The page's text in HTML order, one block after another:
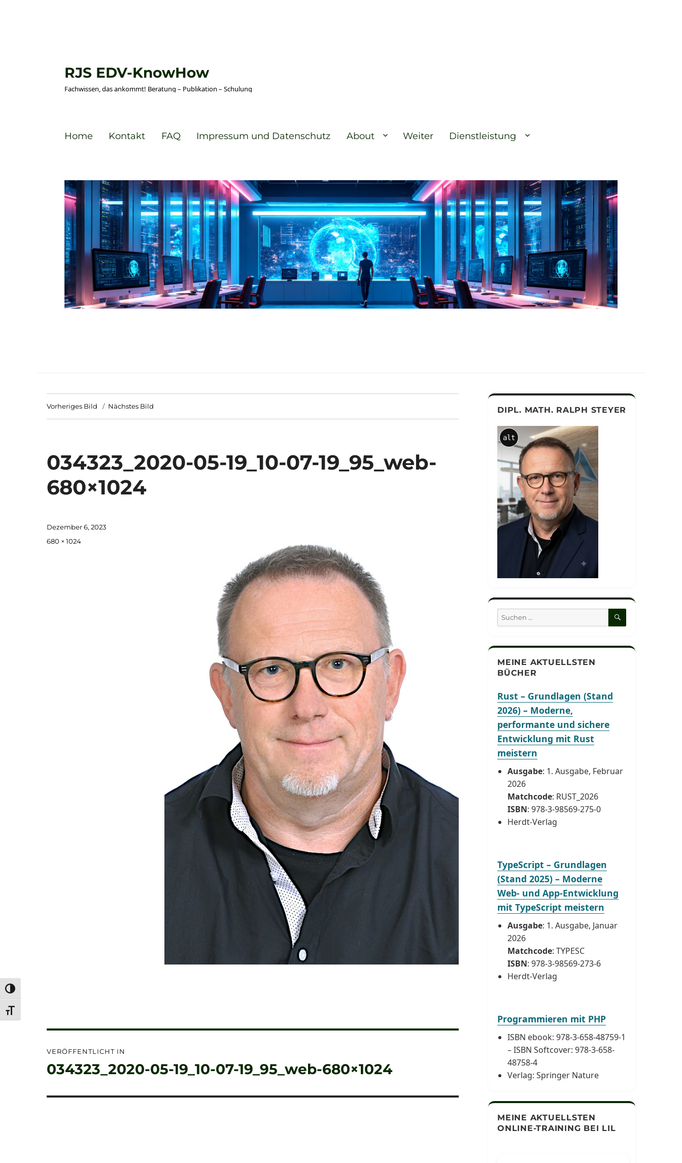
UMSCHALTEN AUF HOHE KONTRASTE
SCHRIFT VERGRÖSSERN
RJS EDV-KnowHow
Fachwissen, das ankommt! Beratung – Publikation – Schulung
Home Kontakt FAQ Impressum und Datenschutz About Weiter Dienstleistung
Vorheriges Bild Nächstes Bild
034323_2020-05-19_10-07-19_95_web-
680×1024
Veröffentlicht
am
Dezember 6, 2023
Originalgröße
680 × 1024
VERÖFFENTLICHT IN
034323_2020-05-19_10-07-19_95_web-680×1024
DIPL. MATH. RALPH STEYER
alt
Suchen
nach:
SUCHEN
MEINE AKTUELLSTEN
BÜCHER
Rust – Grundlagen (Stand
2026) – Moderne,
performante und sichere
Entwicklung mit Rust
meistern
Ausgabe: 1. Ausgabe, Februar
2026
Matchcode: RUST_2026
ISBN: 978-3-98569-275-0
Herdt-Verlag
TypeScript – Grundlagen
(Stand 2025) – Moderne
Web- und App-Entwicklung
mit TypeScript meistern
Ausgabe: 1. Ausgabe, Januar
2026
Matchcode: TYPESC
ISBN: 978-3-98569-273-6
Herdt-Verlag
Programmieren mit PHP
ISBN ebook: 978-3-658-48759-1
– ISBN Softcover: 978-3-658-
48758-4
Verlag: Springer Nature
MEINE AKTUELLSTEN
ONLINE-TRAINING BEI LIL